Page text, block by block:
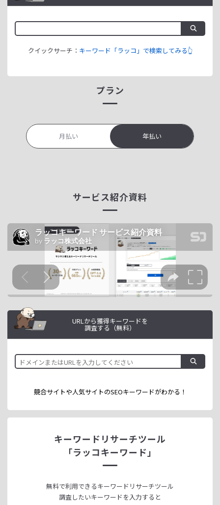
クイックサーチ： キーワード「ラッコ」で検索してみる👆
プラン
月払い 年払い
サービス紹介資料
URLから獲得キーワードを
調査する（無料）
競合サイトや人気サイトのSEOキーワードがわかる！
キーワードリサーチツール
「ラッコキーワード」
無料で利用できるキーワードリサーチツール
調査したいキーワードを入力すると